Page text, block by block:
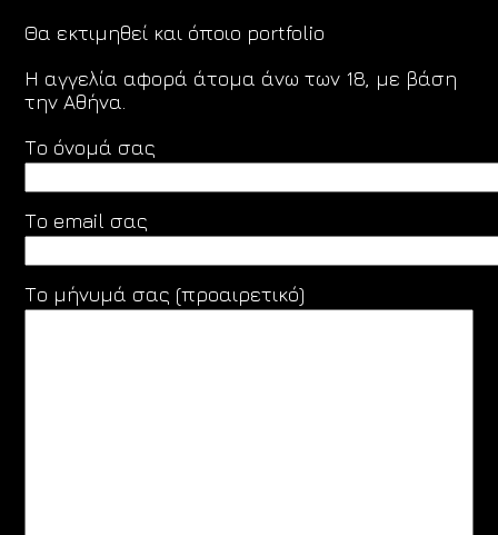
Θα εκτιμηθεί και όποιο portfolio
Η αγγελία αφορά άτομα άνω των 18, με βάση
την Αθήνα.
Το όνομά σας
Το email σας
Το μήνυμά σας (προαιρετικό)